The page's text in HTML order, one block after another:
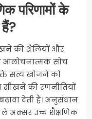
परिणामों के
की शैलियों और
आलोचनात्मक सोच
सत्य खोजने को
सीखने की रणनीतियों
देती हैं। अनुसंधान
अक्सर उच्च शैक्षणिक